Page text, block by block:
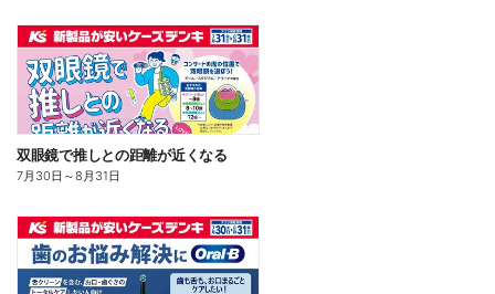
双眼鏡で推しとの距離が近くなる
7月30日 ～8月31日